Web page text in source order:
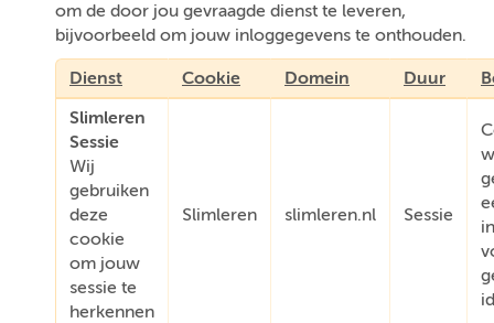
om de door jou gevraagde dienst te leveren,
bijvoorbeeld om jouw inloggegevens te onthouden.
Dienst Cookie Domein Duur
Slimleren
Sessie
Wij
gebruiken
deze
cookie
om jouw
sessie te
herkennen
Slimleren slimleren.nl Sessie